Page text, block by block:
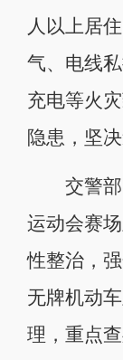
人以上居
气、电线
充电等火
隐患，坚
交警部
运动会赛
性整治，
无牌机动
理，重点